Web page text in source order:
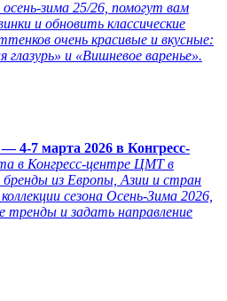
осень-зима 25/26, помогут вам
и обновить классические
очень красивые и вкусные:
глазурь» и «Вишневое варенье».
4-7 марта 2026 в Конгресс-
в Конгресс-центре ЦМТ в
бренды из Европы, Азии и стран
сезона Осень-Зима 2026,
тренды и задать направление